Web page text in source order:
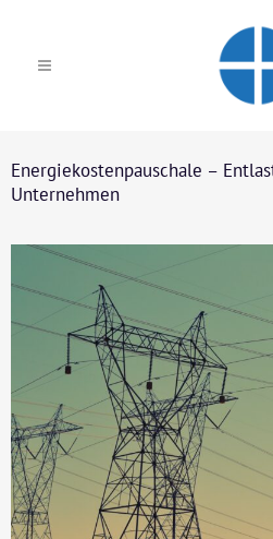
Energiekostenpauschale –
Unternehmen